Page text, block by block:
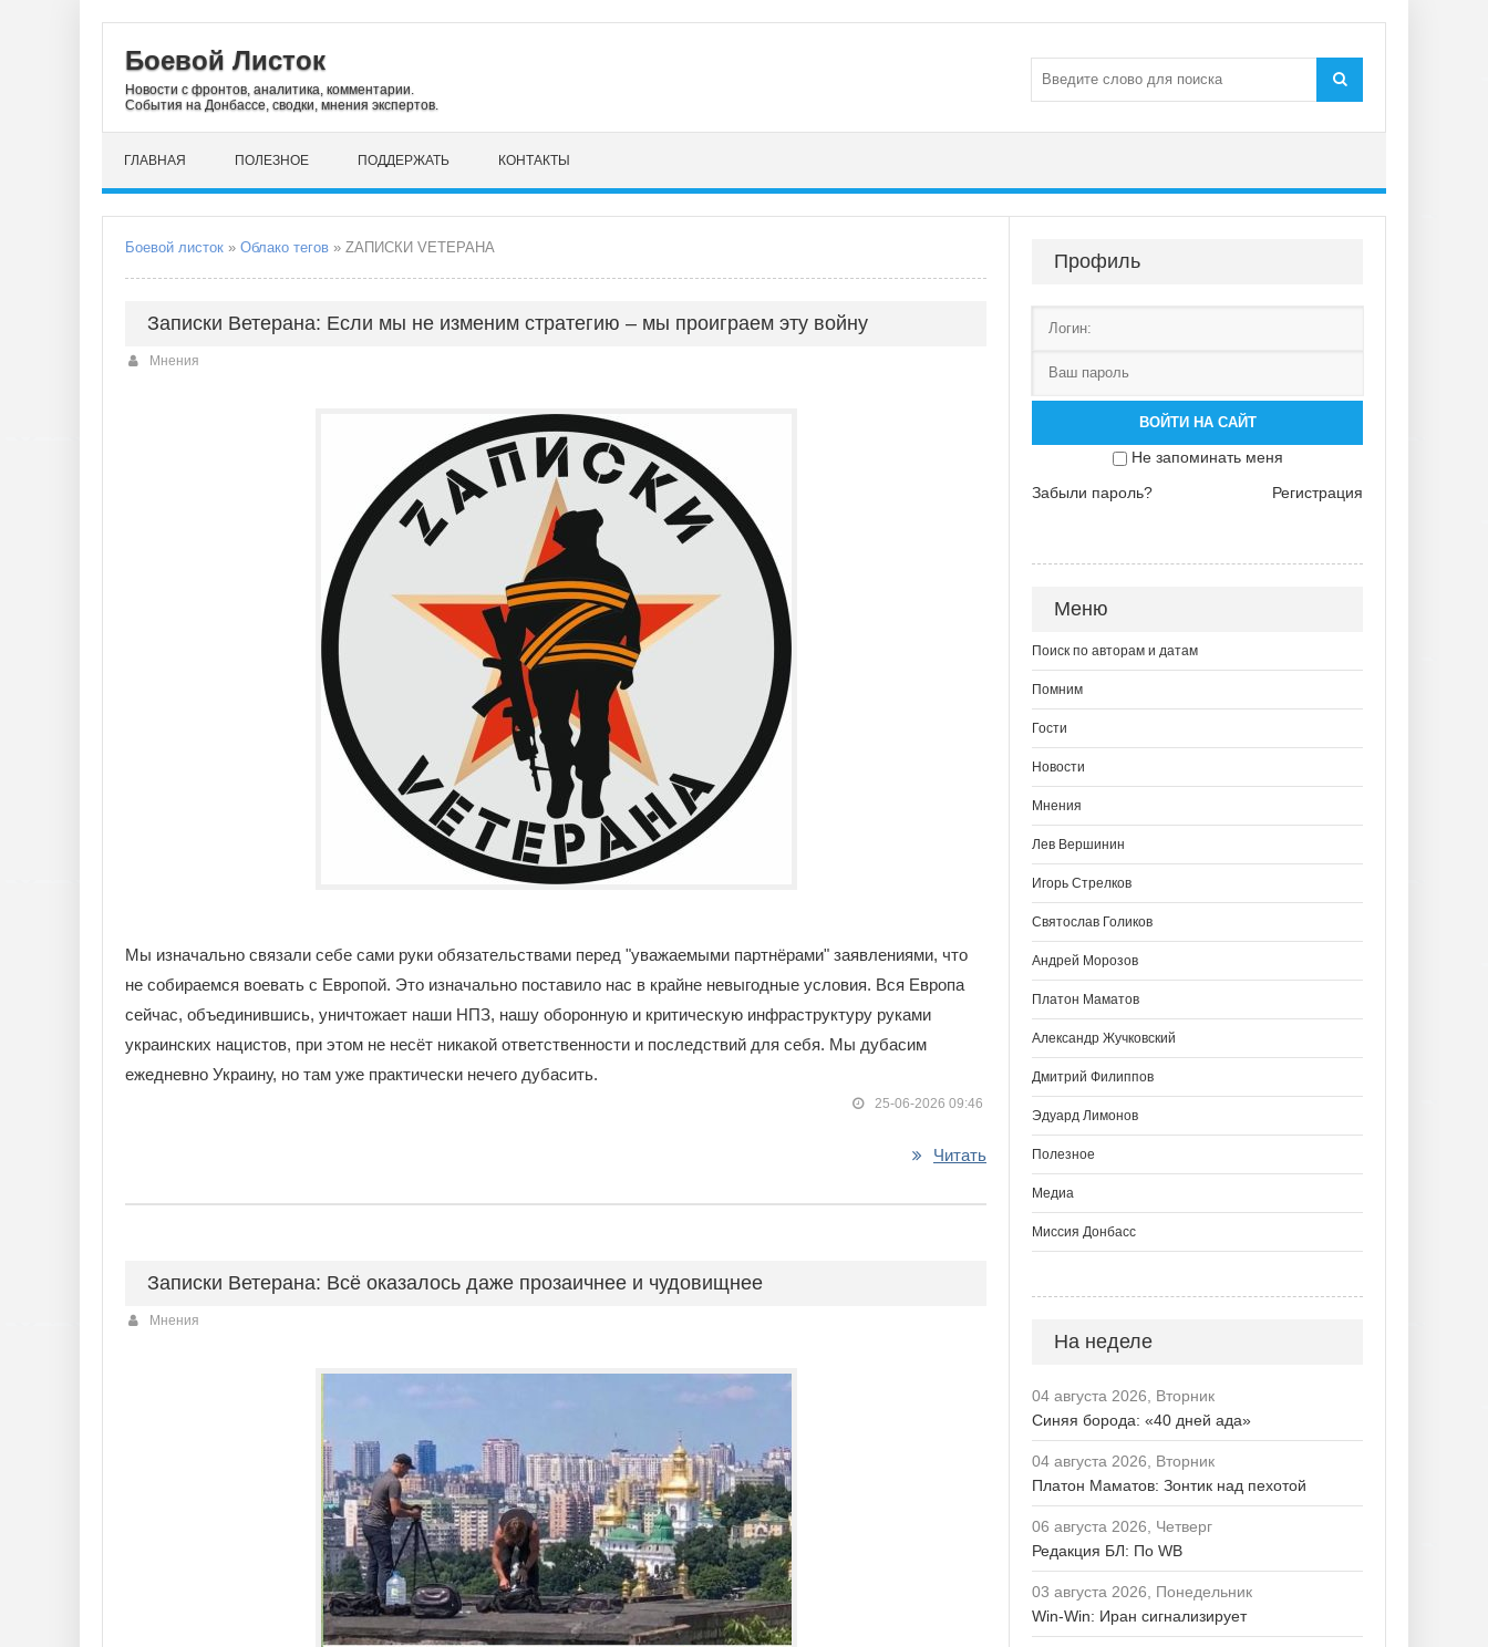
Боевой Листок
Новости с фронтов, аналитика, комментарии.
События на Донбассе, сводки, мнения экспертов.
ГЛАВНАЯ ПОЛЕЗНОЕ ПОДДЕРЖАТЬ КОНТАКТЫ
Боевой листок » Облако тегов » ZАПИСКИ VЕТЕРАНА
Записки Ветерана: Если мы не изменим стратегию – мы проиграем эту войну
Мнения
Мы изначально связали себе сами руки обязательствами перед "уважаемыми партнёрами" заявлениями, что
не собираемся воевать с Европой. Это изначально поставило нас в крайне невыгодные условия. Вся Европа
сейчас, объединившись, уничтожает наши НПЗ, нашу оборонную и критическую инфраструктуру руками
украинских нацистов, при этом не несёт никакой ответственности и последствий для себя. Мы дубасим
ежедневно Украину, но там уже практически нечего дубасить.
25-06-2026 09:46
Читать
Записки Ветерана: Всё оказалось даже прозаичнее и чудовищнее
Мнения
Профиль
ВОЙТИ НА САЙТ
Не запоминать меня
Забыли пароль?
Регистрация
Меню
Поиск по авторам и датам
Помним
Гости
Новости
Мнения
Лев Вершинин
Игорь Стрелков
Святослав Голиков
Андрей Морозов
Платон Маматов
Александр Жучковский
Дмитрий Филиппов
Эдуард Лимонов
Полезное
Медиа
Миссия Донбасс
На неделе
04 августа 2026, Вторник
Синяя борода: «40 дней ада»
04 августа 2026, Вторник
Платон Маматов: Зонтик над пехотой
06 августа 2026, Четверг
Редакция БЛ: По WB
03 августа 2026, Понедельник
Win-Win: Иран сигнализирует